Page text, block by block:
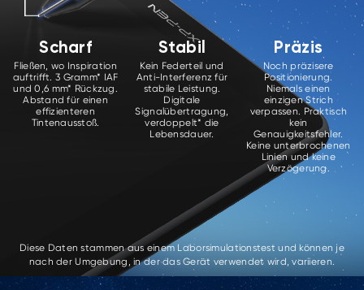
Scharf
Fließen, wo Inspiration
auftrifft. 3 Gramm* IAF
und 0,6 mm* Rückzug.
Abstand für einen
effizienteren
Tintenausstoß.
Stabil
Kein Federteil und
Anti-Interferenz für
stabile Leistung.
Digitale
Signalübertragung,
verdoppelt* die
Lebensdauer.
Präzis
Noch präzisere
Positionierung.
Niemals einen
einzigen Strich
verpassen. Praktisch
kein
Genauigkeitsfehler.
Keine unterbrochenen
Linien und keine
Verzögerung.
Diese Daten stammen aus einem Laborsimulationstest und können je
nach der Umgebung, in der das Gerät verwendet wird, variieren.